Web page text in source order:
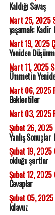
Kaldığı Savaş
Mart 25, 2025
yaşamak: Kadir
Mart 19, 2025
Yeniden
Mart 11, 2025
Ümmetin
Mart 06, 2025
Beklentiler
Mart 03, 2025
Şubat 26, 2025
Yanlış Sonuçlar
Şubat 19, 2025
olduğu şartlar
Şubat 12, 2025
Cevaplar
Şubat 05, 2025
kılavuz